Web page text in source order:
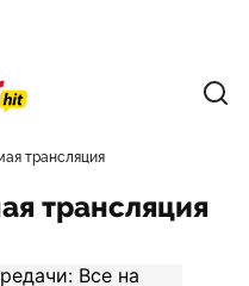
трансляция
трансляция